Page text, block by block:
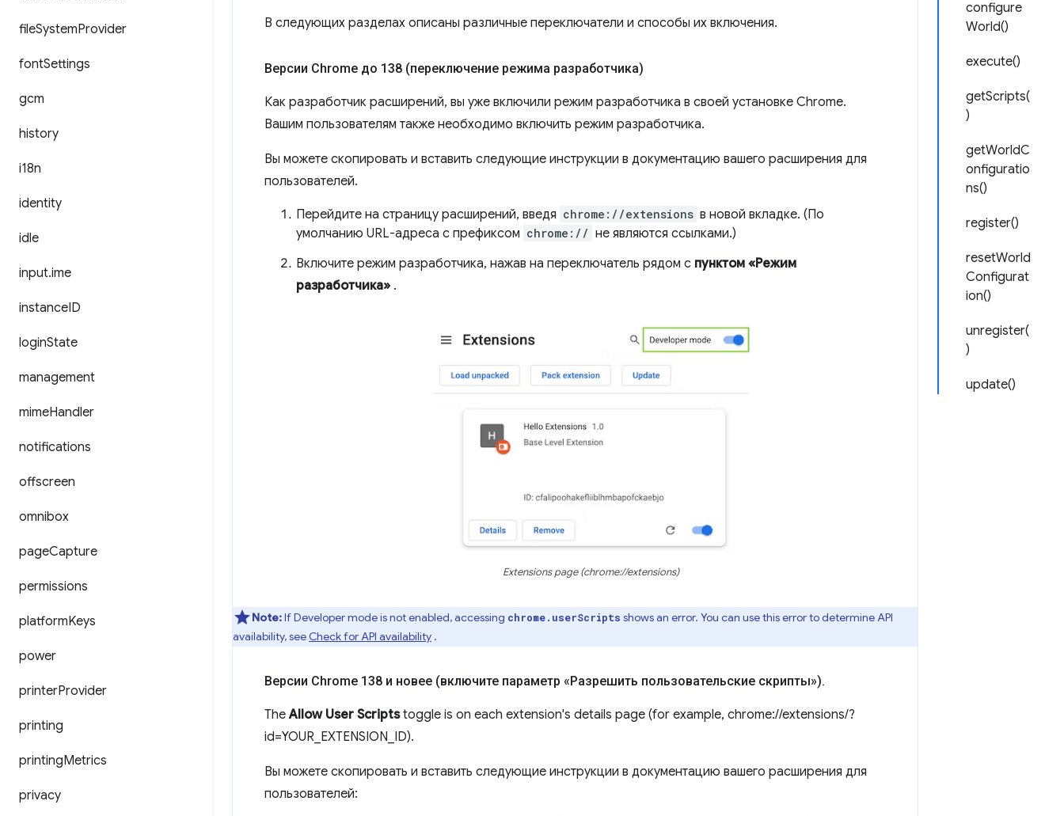
fileSystemProvider
fontSettings
gcm
history
i18n
identity
idle
input.ime
instanceID
loginState
management
mimeHandler
notifications
offscreen
omnibox
pageCapture
permissions
platformKeys
power
printerProvider
printing
printingMetrics
privacy
configure
World()
execute()
getScripts(
)
getWorldC
onfiguratio
ns()
register()
resetWorld
Configurat
ion()
unregister(
)
update()
В следующих разделах описаны различные переключатели и способы их включения.
Версии Chrome до 138 (переключение режима разработчика)
Как разработчик расширений, вы уже включили режим разработчика в своей установке Chrome.
Вашим пользователям также необходимо включить режим разработчика.
Вы можете скопировать и вставить следующие инструкции в документацию вашего расширения для
пользователей.
Перейдите на страницу расширений, введя chrome://extensions в новой вкладке. (По
умолчанию URL-адреса с префиксом chrome:// не являются ссылками.)
Включите режим разработчика, нажав на переключатель рядом с пунктом «Режим
разработчика» .
Extensions page (chrome://extensions)
Note:If Developer mode is not enabled, accessing chrome.userScripts shows an error. You can use this error to determine API
availability, see Check for API availability .
Версии Chrome 138 и новее (включите параметр «Разрешить пользовательские скрипты»).
TheAllow User Scriptstoggle is on each extension's details page (for example, chrome://extensions/?
id=YOUR_EXTENSION_ID).
Вы можете скопировать и вставить следующие инструкции в документацию вашего расширения для
пользователей: